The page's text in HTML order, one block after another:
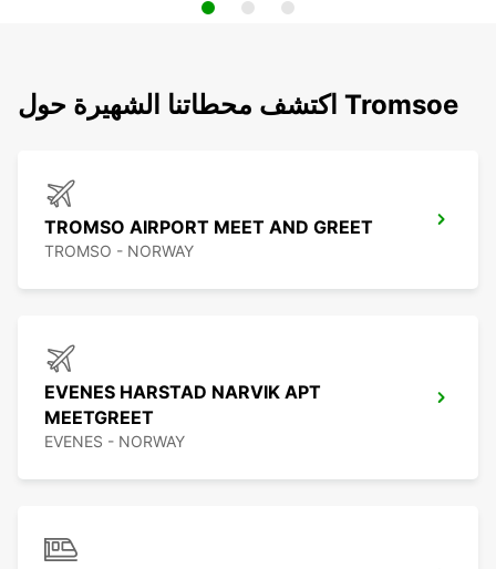
اكتشف محطاتنا الشهيرة حول Tromsoe
TROMSO AIRPORT MEET AND GREET
TROMSO - NORWAY
EVENES HARSTAD NARVIK APT
MEETGREET
EVENES - NORWAY